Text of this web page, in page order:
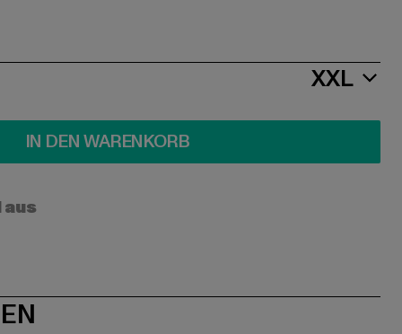
XXL
IN DEN WARENKORB